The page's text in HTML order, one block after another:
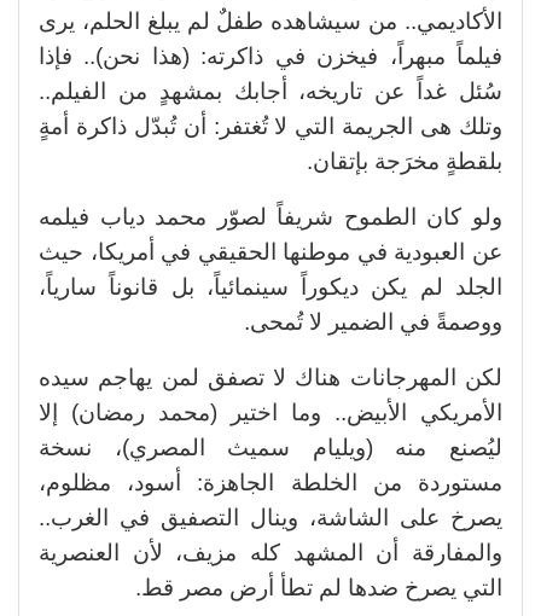
الأكاديمي.. من سيشاهده طفلٌ لم يبلغ الحلم، يرى
فيلماً مبهراً، فيخزن في ذاكرته: (هذا نحن).. فإذا
سُئل غداً عن تاريخه، أجابك بمشهدٍ من الفيلم..
وتلك هى الجريمة التي لا تُغتفر: أن تُبدّل ذاكرة أمةٍ
بلقطةٍ مخرَجة بإتقان.
ولو كان الطموح شريفاً لصوّر محمد دياب فيلمه
عن العبودية في موطنها الحقيقي في أمريكا، حيث
الجلد لم يكن ديكوراً سينمائياً، بل قانوناً سارياً،
ووصمةً في الضمير لا تُمحى.
لكن المهرجانات هناك لا تصفق لمن يهاجم سيده
الأمريكي الأبيض.. وما اختير (محمد رمضان) إلا
ليُصنع منه (ويليام سميث المصري)، نسخة
مستوردة من الخلطة الجاهزة: أسود، مظلوم،
يصرخ على الشاشة، وينال التصفيق في الغرب..
والمفارقة أن المشهد كله مزيف، لأن العنصرية
التي يصرخ ضدها لم تطأ أرض مصر قط.